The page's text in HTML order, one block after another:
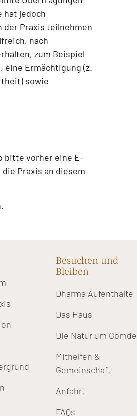
hat jedoch
der Praxis teilnehmen
nach
zum Beispiel
eine Ermächtigung (z.
sowie
bitte vorher eine E-
Praxis an diesem
Besuchen und
Bleiben
Dharma Aufenthalte
Das Haus
Die Natur um Gomde
Mithelfen &
Gemeinschaft
Anfahrt
FAQs